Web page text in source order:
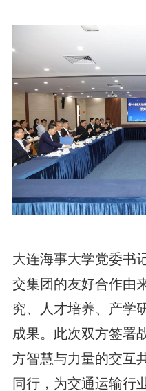
大连海事大学党委书
交集团的友好合作由
究、人才培养、产学
成果。此次双方签署
方智慧与力量的交互
同行，为交通运输行